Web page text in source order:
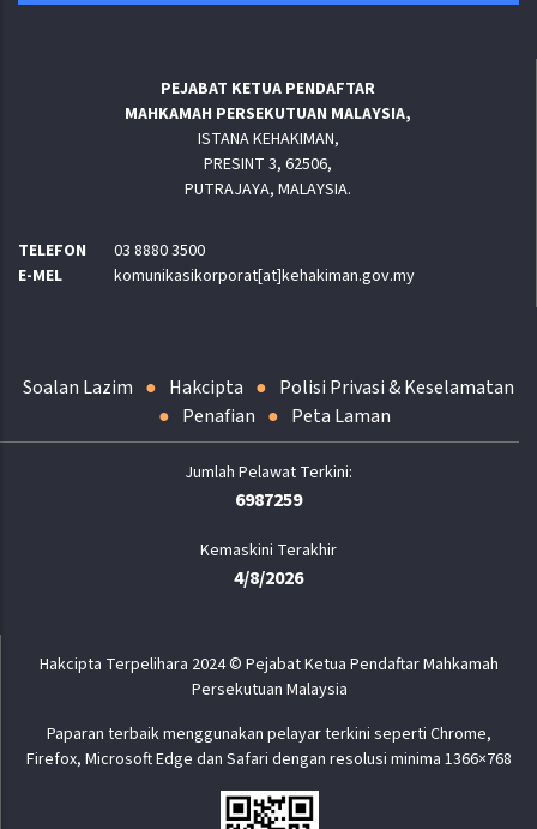
PEJABAT KETUA PENDAFTAR
MAHKAMAH PERSEKUTUAN MALAYSIA,
ISTANA KEHAKIMAN,
PRESINT 3, 62506,
PUTRAJAYA, MALAYSIA.
TELEFON
03 8880 3500
E-MEL
komunikasikorporat[at]kehakiman.gov.my
Soalan Lazim Hakcipta
Polisi Privasi & Keselamatan
Penafian
Peta Laman
6987259
Kemaskini Terakhir
4/8/2026
Hakcipta Terpelihara 2024 © Pejabat Ketua Pendaftar Mahkamah
Persekutuan Malaysia
Paparan terbaik menggunakan pelayar terkini seperti Chrome,
Firefox, Microsoft Edge dan Safari dengan resolusi minima 1366×768